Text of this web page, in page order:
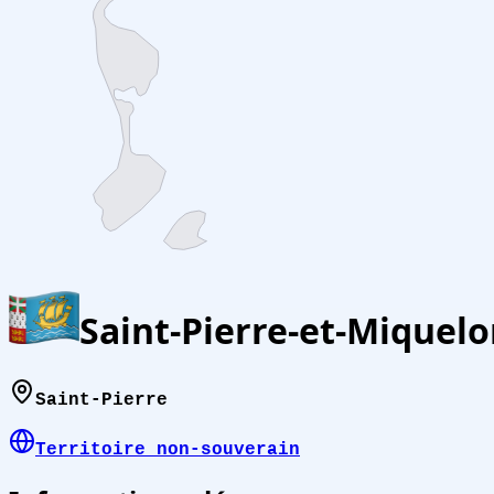
Saint-Pierre-et-
Saint-Pierre
Territoire non-souverain